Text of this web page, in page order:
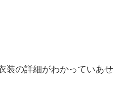
装の詳細がわかっていあせ